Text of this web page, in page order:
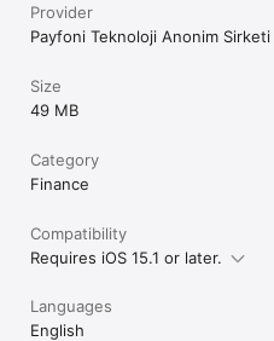
Provider
Payfoni Teknoloji Anonim Sirketi
Size
49 MB
Category
Finance
Compatibility
Requires iOS 15.1 or later.
Languages
English